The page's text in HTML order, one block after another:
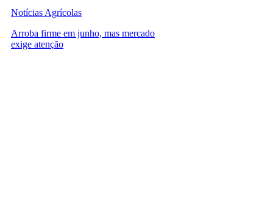
Notícias Agrícolas
Arroba firme em junho, mas mercado
exige atenção